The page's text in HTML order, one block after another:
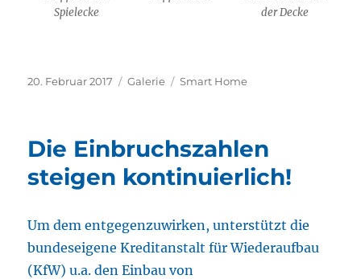
Spielecke
der Decke
Veröffentlicht
20. Februar 2017 Format
Galerie Kategorien
Smart Home
Die Einbruchszahlen
steigen kontinuierlich!
Um dem entgegenzuwirken, unterstützt die
bundeseigene Kreditanstalt für Wiederaufbau
(KfW) u.a. den Einbau von